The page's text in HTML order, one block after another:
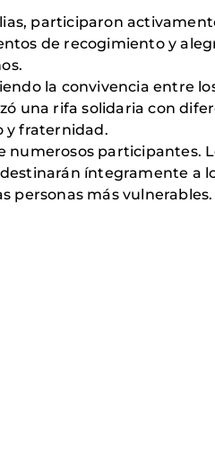
participaron
de recogimiento y
la convivencia entre
una rifa solidaria con
y fraternidad.
participantes.
íntegramente a
personas más vulnerables.